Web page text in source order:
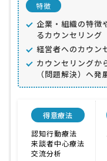
特徴
企業・組織の特徴
るカウンセリング
経営者へのカウン
カウンセリングか
（問題解決）へ
得意療法
認知行動療法
来談者中心療法
交流分析